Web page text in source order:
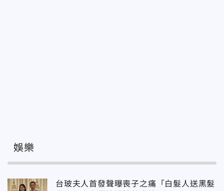
娛樂
台玻夫人首發聲曝喪子之痛「白髮人送黑髮